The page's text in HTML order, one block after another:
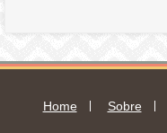
Home Sobre